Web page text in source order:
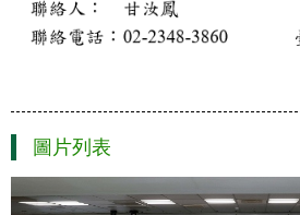
圖片列表